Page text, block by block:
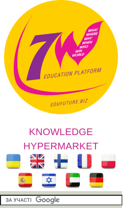
KNOWLEDGE
HYPERMARKET